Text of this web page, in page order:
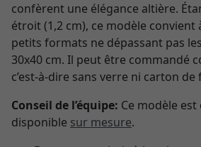
confèrent une élégance altière.
étroit (1,2 cm), ce modèle convient
petits formats ne dépassant pas
30x40 cm. Il peut être commandé
c’est-à-dire sans verre ni carton de
Conseil de l’équipe: Ce modèle
disponible sur mesure.